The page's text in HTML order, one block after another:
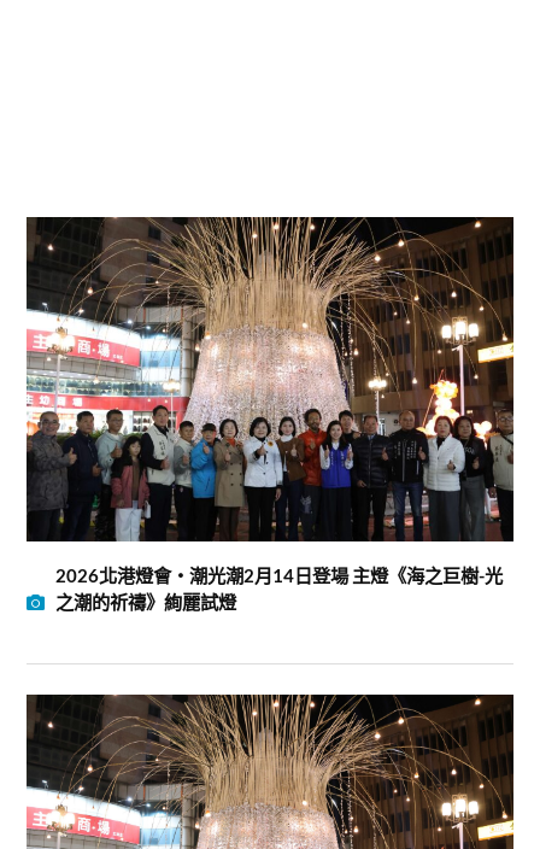
2026北港燈會・潮光潮2月14日登場 主燈《海之巨樹-光
之潮的祈禱》絢麗試燈